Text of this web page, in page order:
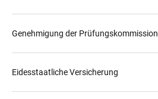
Genehmigung der Prüfungskommission
Eidesstaatliche Versicherung